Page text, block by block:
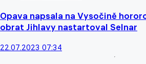
Opava napsala na Vysočině
obrat Jihlavy nastartoval Selnar
22.07.2023 07:34